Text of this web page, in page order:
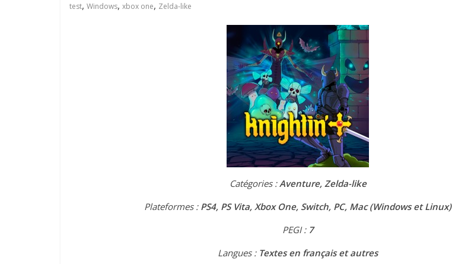
test, Windows, xbox one, Zelda-like
Catégories :Aventure, Zelda-like
Plateformes : PS4, PS Vita, Xbox One, Switch, PC, Mac (Windows et Linux)
PEGI : 7
Langues : Textes en français et autres